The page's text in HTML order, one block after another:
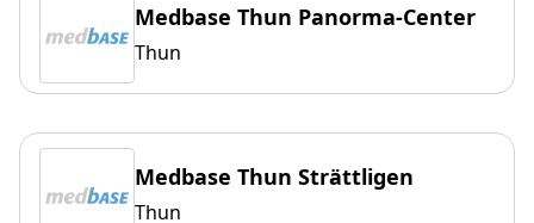
Medbase Thun Panorma-Center
Thun
Medbase Thun Strättligen
Thun